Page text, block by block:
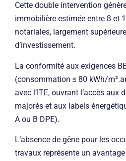
Cette double intervention
immobilière estimée entre 8 et
notariales, largement
d’investissement.
La conformité aux exigences
(consommation ≤ 80 kWh/
avec l’ITE, ouvrant l’accès aux
majorés et aux labels
A ou B DPE).
L’absence de gêne pour les
travaux représente un